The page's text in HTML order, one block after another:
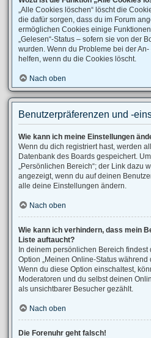
„Alle Cookies löschen“ löscht die
die dafür sorgen, dass du im Forum
ermöglichen Cookies einige
„Gelesen“-Status – sofern sie von der
wurden. Wenn du Probleme bei der
helfen, wenn du die Cookies löscht.
Nach oben
Benutzerpräferenzen und -
Wie kann ich meine Einstellungen
Wenn du dich registriert hast, werden
Datenbank des Boards gespeichert.
„Persönlichen Bereich“; der Link dazu
angezeigt, wenn du auf deinen
alle deine Einstellungen ändern.
Nach oben
Wie kann ich verhindern, dass mein
Liste auftaucht?
In deinem persönlichen Bereich
Option „Meinen Online-Status während
Wenn du diese Option einschaltest,
Moderatoren und du selbst deinen
als unsichtbarer Besucher gezählt.
Nach oben
Die Forenuhr geht falsch!